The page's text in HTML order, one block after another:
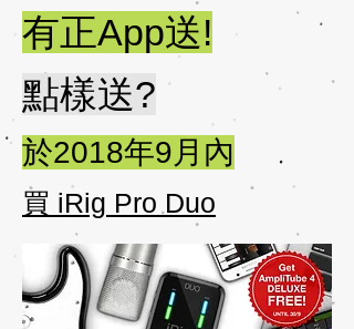
有正App送!
點樣送?
於2018年9月內
買 iRig Pro Duo